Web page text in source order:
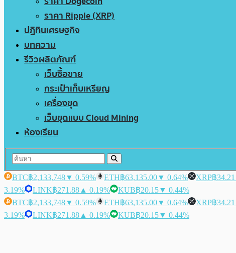
ราคา Ripple (XRP)
ปฏิทินเศรษฐกิจ
บทความ
รีวิวผลิตภัณฑ์
เว็บซื้อขาย
กระเป๋าเก็บเหรียญ
เครื่องขุด
เว็บขุดแบบ Cloud Mining
ห้องเรียน
BTC฿2,133,748▼ 0.59% ETH฿63,135.00▼ 0.64% XRP฿34.21
3.19%
LINK฿271.88 ▲ 0.19% KUB฿20.15▼ 0.44%
BTC฿2,133,748▼ 0.59% ETH฿63,135.00▼ 0.64% XRP฿34.21
3.19%
LINK฿271.88 ▲ 0.19% KUB฿20.15▼ 0.44%